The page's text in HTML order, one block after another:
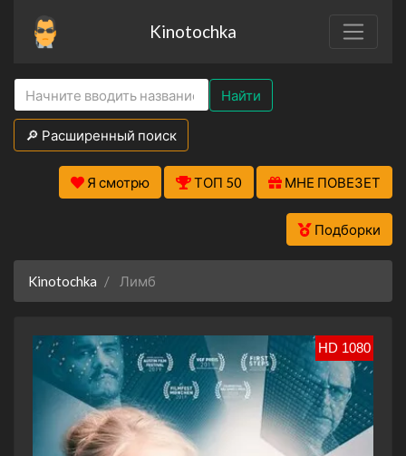
Kinotochka
Найти
🔎 Расширенный поиск
Я смотрю ТОП 50 МНЕ ПОВЕЗЕТ
Подборки
Kinotochka Лимб
HD 1080